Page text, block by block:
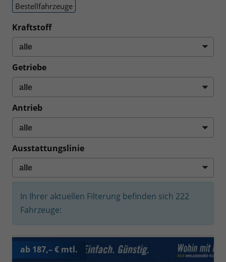
Bestellfahrzeuge
Kraftstoff
Getriebe
Antrieb
Ausstattungslinie
In Ihrer aktuellen Filterung befinden sich 222
Fahrzeuge:
ab 187,– € mtl.